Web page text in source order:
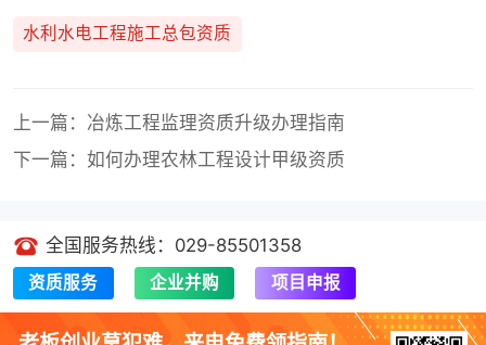
水利水电工程施工总包资质
上一篇：冶炼工程监理资质升级办理指南
下一篇：如何办理农林工程设计甲级资质
全国服务热线：029-85501358
资质服务 企业并购 项目申报